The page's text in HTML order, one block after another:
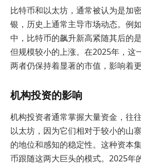
比特币和以太坊，通常被认为是加
银，历史上通常主导市场动态。例
中，比特币的飙升新高紧随其后的
但规模较小的上涨。在2025年，这
两者仍保持着显著的市值，影响着
机构投资的影响
机构投资者通常掌握大量资金，往
以太坊，因为它们相对于较小的山
的地位和感知的稳定性。这种资本
币跟随这两大巨头的模式。2025年